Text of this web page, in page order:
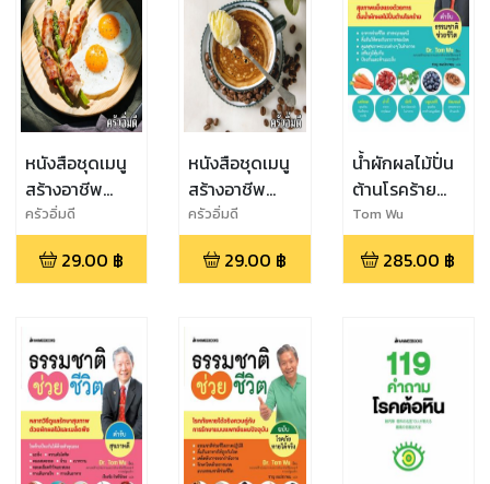
หนังสือชุดเมนู
สร้างอาชีพ
อาหารคีโต ทำ
กินง่าย ทำขาย
รวย
ครัวอิ่มดี
29.00 ฿
หนังสือชุดเมนู
สร้างอาชีพ
เครื่องดื่มคีโต
ทำกินง่าย ทำ
ขายรวย
ครัวอิ่มดี
29.00 ฿
น้ำผักผลไม้ปั่น
ต้านโรคร้าย
(ปกใหม่) (eb)
Tom Wu
285.00 ฿